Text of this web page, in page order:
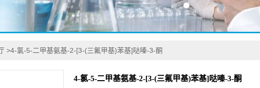
>4-氯-5-二甲基氨基-2-[3-(三氟甲基)苯基]哒嗪-3-酮
4-氯-5-二甲基氨基-2-[3-(三氟甲基)苯基]哒嗪-3-酮